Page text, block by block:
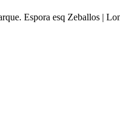
Espora esq Zeballos |